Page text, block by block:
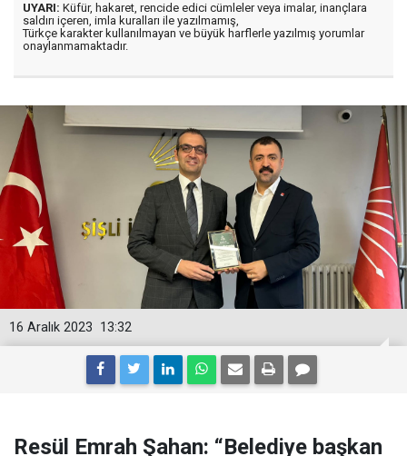
UYARI: Küfür, hakaret, rencide edici cümleler veya imalar, inançlara
saldırı içeren, imla kuralları ile yazılmamış,
Türkçe karakter kullanılmayan ve büyük harflerle yazılmış yorumlar
onaylanmamaktadır.
13:32
16 Aralık 2023
Resül Emrah Şahan: “Belediye başkan